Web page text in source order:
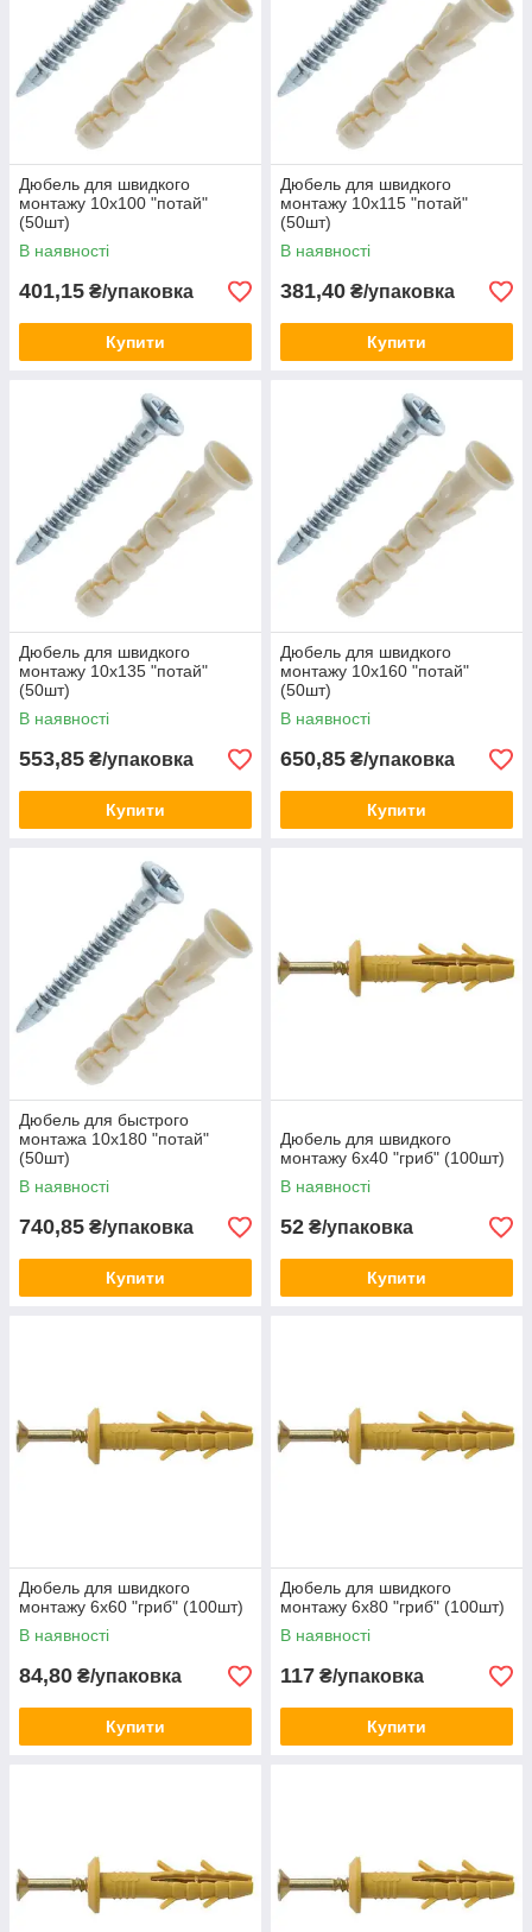
Дюбель для швидкого
монтажу 10х100 "потай"
(50шт)
В наявності
401,15 ₴/упаковка
Купити
Дюбель для швидкого
монтажу 10х115 "потай"
(50шт)
В наявності
381,40 ₴/упаковка
Купити
Дюбель для швидкого
монтажу 10х135 "потай"
(50шт)
В наявності
553,85 ₴/упаковка
Купити
Дюбель для швидкого
монтажу 10х160 "потай"
(50шт)
В наявності
650,85 ₴/упаковка
Купити
Дюбель для быстрого
монтажа 10х180 "потай"
(50шт)
В наявності
740,85 ₴/упаковка
Купити
Дюбель для швидкого
монтажу 6х40 "гриб" (100шт)
В наявності
52 ₴/упаковка
Купити
Дюбель для швидкого
монтажу 6х60 "гриб" (100шт)
В наявності
84,80 ₴/упаковка
Купити
Дюбель для швидкого
монтажу 6х80 "гриб" (100шт)
В наявності
117 ₴/упаковка
Купити